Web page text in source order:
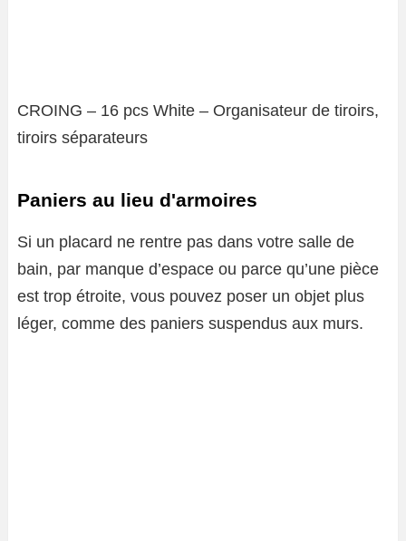
CROING – 16 pcs White – Organisateur de tiroirs,
tiroirs séparateurs
Paniers au lieu d'armoires
Si un placard ne rentre pas dans votre salle de
bain, par manque d’espace ou parce qu’une pièce
est trop étroite, vous pouvez poser un objet plus
léger, comme des paniers suspendus aux murs.